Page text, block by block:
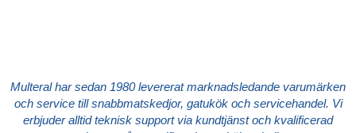
Multeral har sedan 1980 levererat marknadsledande varumärken
och service till snabbmatskedjor, gatukök och servicehandel. Vi
erbjuder alltid teknisk support via kundtjänst och kvalificerad